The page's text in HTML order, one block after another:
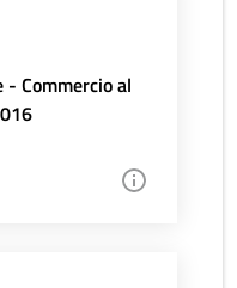
Commercio al